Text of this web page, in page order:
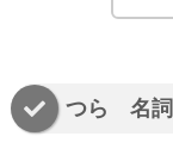
つら 名詞